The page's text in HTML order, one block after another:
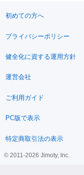
初めての方へ
プライバシーポリシー
健全化に資する運用方針
運営会社
ご利用ガイド
PC版で表示
特定商取引法の表示
© 2011-2026 Jimoty, Inc.